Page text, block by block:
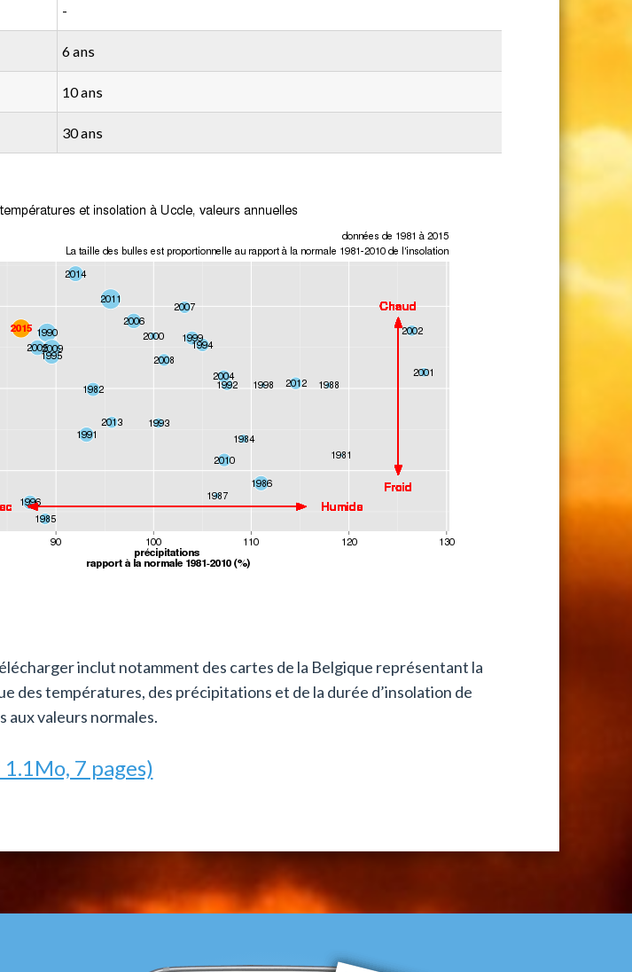
-
6 ans
10 ans
30 ans
inclut notamment des cartes de la Belgique représentant la
des températures, des précipitations et de la durée d’insolation de
aux valeurs normales.
7 pages)